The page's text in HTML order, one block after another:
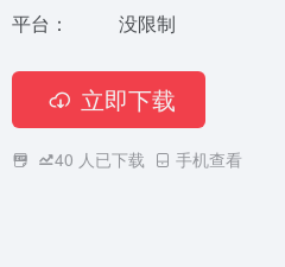
平台：
没限制
立即下载
40 人已下载 手机查看